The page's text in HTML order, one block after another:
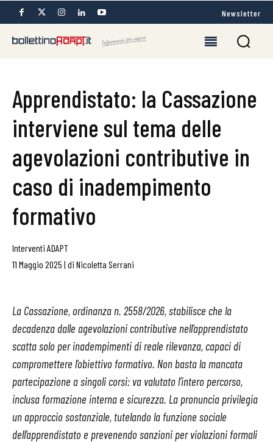
Newsletter
Apprendistato: la Cassazione
interviene sul tema delle
agevolazioni contributive in
caso di inadempimento
formativo
Interventi ADAPT
11 Maggio 2025 | di Nicoletta Serrani
La Cassazione, ordinanza n. 2558/2026, stabilisce che la
decadenza dalle agevolazioni contributive nell’apprendistato
scatta solo per inadempimenti di reale rilevanza, capaci di
compromettere l’obiettivo formativo. Non basta la mancata
partecipazione a singoli corsi: va valutato l’intero percorso,
inclusa formazione interna e sicurezza. La pronuncia privilegia
un approccio sostanziale, tutelando la funzione sociale
dell’apprendistato e prevenendo sanzioni per violazioni formali